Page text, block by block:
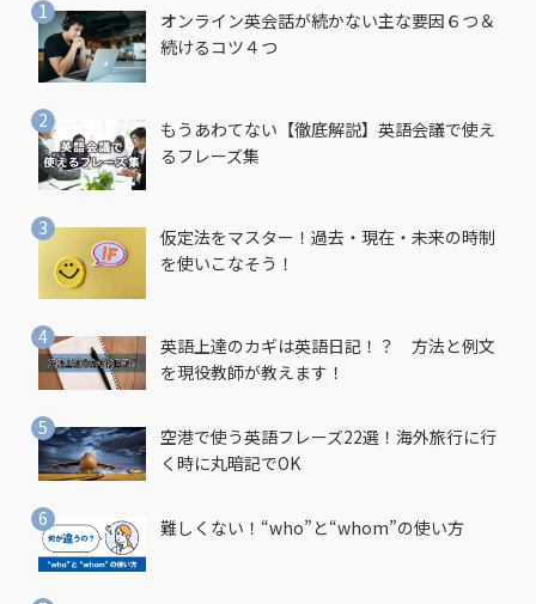
オンライン英会話が続かない主な要因６つ＆
続けるコツ４つ
もうあわてない【徹底解説】英語会議で使え
るフレーズ集
仮定法をマスター！過去・現在・未来の時制
を使いこなそう！
英語上達のカギは英語日記！？ 方法と例文
を現役教師が教えます！
空港で使う英語フレーズ22選！海外旅行に行
く時に丸暗記でOK
難しくない！“who”と“whom”の使い方